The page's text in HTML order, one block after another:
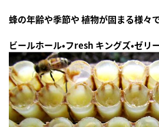
蜂の年齢や季節や 植物が固まる様々
ビールホール・フresh キングズ・ゼリ